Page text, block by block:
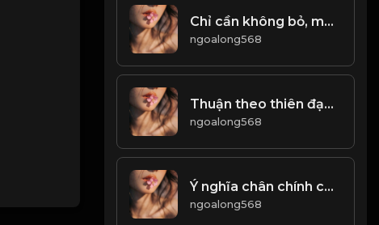
Chỉ cần không bỏ, mọi chuyện rồi sẽ ổn thôi! Đạo
ngoalong568
Thuận theo thiên đạo mà làm, thì bình an khỏe mạnh. Làm trái ngược với đạo trời, thì sẽ đưa đến tai họa! & Đạo
ngoalong568
Ý nghĩa chân chính của cuộc đời, không phải là sự phù phiếm bên ngoài. Mà chính là sự tự làm của tâm hồn! Đạo
ngoalong568